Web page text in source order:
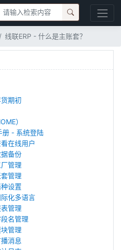
线联ERP - 什么是主账套？
期初
）
册 - 系统登陆
在线用户
备份
管理
管理
设置
化多语言
管理
名管理
管理
消息